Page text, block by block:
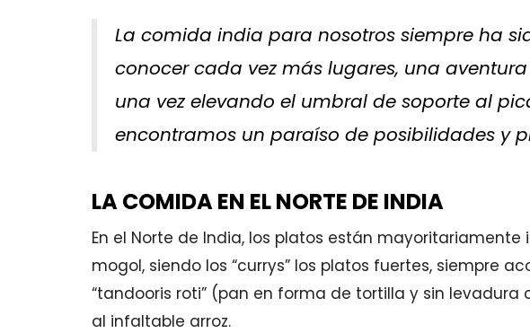
La comida india para nosotros siempre ha
conocer cada vez más lugares, una
una vez elevando el umbral de soporte al
encontramos un paraíso de posibilidades y
LA COMIDA EN EL NORTE DE INDIA
En el Norte de India, los platos están
mogol, siendo los “currys” los platos fuertes, siempre
“tandooris roti” (pan en forma de tortilla y sin
al infaltable arroz.